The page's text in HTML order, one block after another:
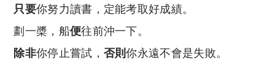
只要你努力讀書，定能考取好成績。
劃一槳，船便往前沖一下。
除非你停止嘗試， 否則你永遠不會是失敗。